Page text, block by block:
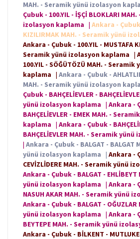
MAH. - Seramik yünü izolasyon
Çubuk - 100.YIL - İŞÇİ BLOKLARI
izolasyon kaplama | Ankara - Çubuk
KIZILIRMAK MAH. - Seramik yünü
Ankara - Çubuk - 100.YIL - MUSTAFA
Seramik yünü izolasyon kaplama |
100.YIL - SÖĞÜTÖZÜ MAH. -
kaplama | Ankara - Çubuk -
MAH. - Seramik yünü izolasyon
Çubuk - BAHÇELİEVLER -
yünü izolasyon kaplama | Ankara -
BAHÇELİEVLER - EMEK MAH. -
kaplama | Ankara - Çubuk -
BAHÇELİEVLER MAH. - Seramik
| Ankara - Çubuk - BALGAT - BALGAT
yünü izolasyon kaplama | Ankara -
CEVİZLİDERE MAH. - Seramik yünü
Ankara - Çubuk - BALGAT -
yünü izolasyon kaplama | Ankara -
NASUH AKAR MAH. - Seramik yünü
Ankara - Çubuk - BALGAT -
yünü izolasyon kaplama | Ankara -
BEYTEPE MAH. - Seramik yünü
Ankara - Çubuk - BİLKENT -